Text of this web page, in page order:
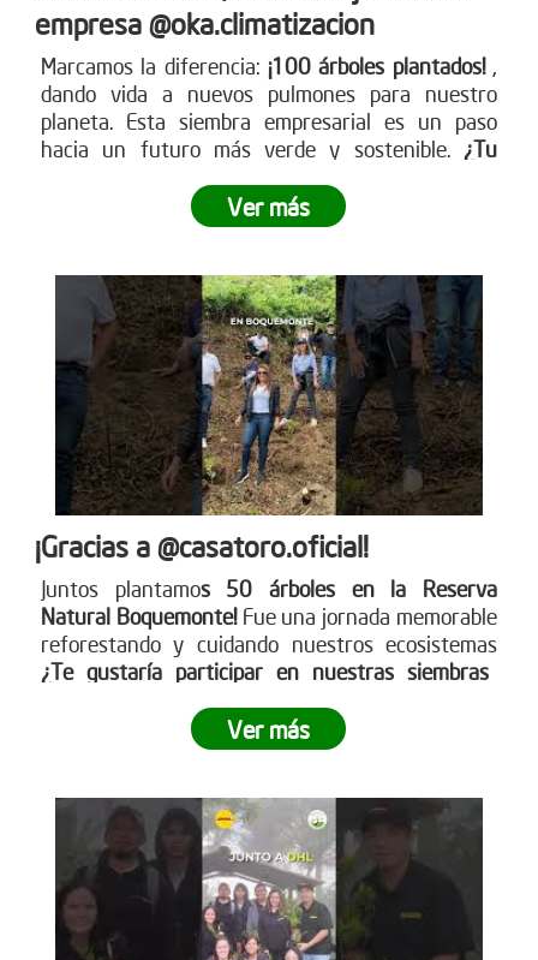
empresa @oka.climatizacion
Marcamos la diferencia: ¡100 árboles plantados! ,
dando vida a nuevos pulmones para nuestro
planeta. Esta siembra empresarial es un paso
hacia un futuro más verde y sostenible. ¿Tu
Ver más
¡Gracias a @casatoro.oficial!
Juntos plantamos 50 árboles en la Reserva
Natural Boquemonte!Fue una jornada memorable
reforestando y cuidando nuestros ecosistemas
¿Te gustaría participar en nuestras siembras
¡Unámonos por un futuro más verde!
Ver más